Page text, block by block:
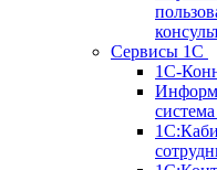
Сервисы 1С
1С-